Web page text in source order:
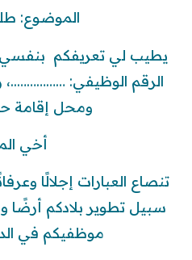
الموضوع:
يطيب لي تعريفكم بنفسي
الرقم الوظيفي:
ومحل إقامة
أخي
تنصاع العبارات إجلالًا
سبيل تطوير بلادكم أرضًا
موظفيكم في